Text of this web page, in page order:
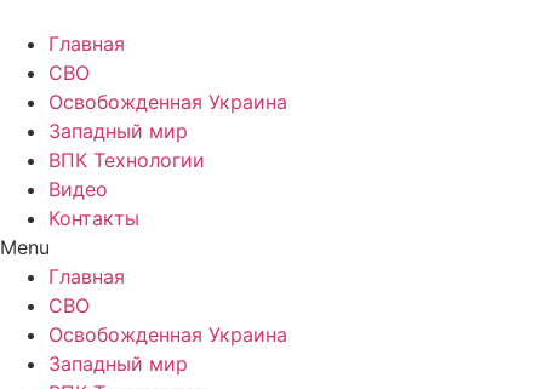
Главная
СВО
Освобожденная Украина
Западный мир
ВПК Технологии
Видео
Контакты
Menu
Главная
СВО
Освобожденная Украина
Западный мир